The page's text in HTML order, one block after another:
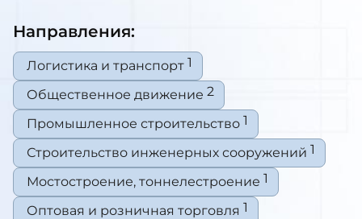
Направления:
Логистика и транспорт 1
Общественное движение 2
Промышленное строительство 1
Строительство инженерных сооружений 1
Мостостроение, тоннелестроение 1
Оптовая и розничная торговля 1